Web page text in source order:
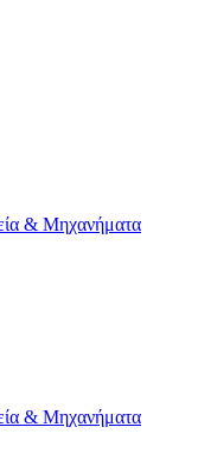
& Μηχανήματα
& Μηχανήματα